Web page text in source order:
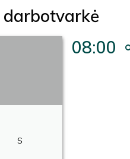
darbotvarkė
S
08:00